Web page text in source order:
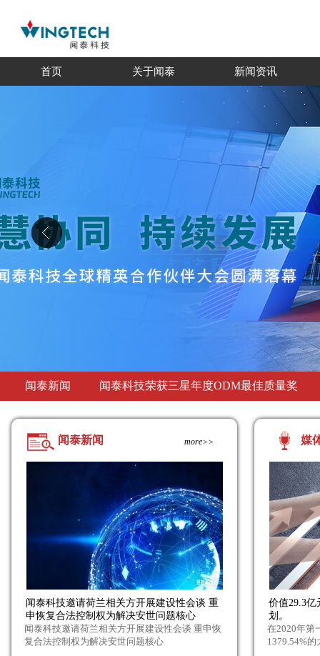
首页 关于闻泰 新闻资讯
闻泰新闻 闻泰科技荣获三星年度ODM最佳质量奖
全国首批！闻泰科技获批在海关特殊监管
闻泰新闻
more>>
闻泰科技邀请荷兰相关方开展建设性会谈 重
申恢复合法控制权为解决安世问题核心
闻泰科技邀请荷兰相关方开展建设性会谈 重申恢
复合法控制权为解决安世问题核心
媒
价值29.3
划。
在2020年第
1379.54%